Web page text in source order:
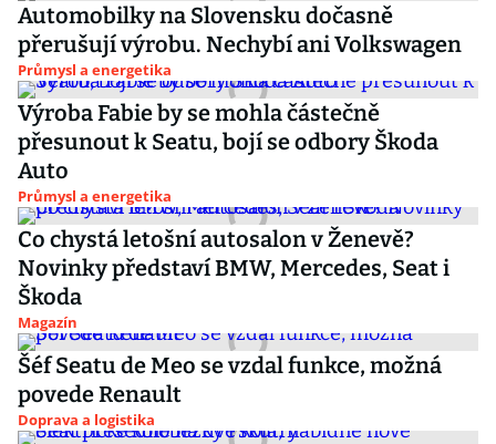
Automobilky na Slovensku dočasně
přerušují výrobu. Nechybí ani Volkswagen
Průmysl a energetika
Výroba Fabie by se mohla částečně
přesunout k Seatu, bojí se odbory Škoda
Auto
Průmysl a energetika
Co chystá letošní autosalon v Ženevě?
Novinky představí BMW, Mercedes, Seat i
Škoda
Magazín
Šéf Seatu de Meo se vzdal funkce, možná
povede Renault
Doprava a logistika